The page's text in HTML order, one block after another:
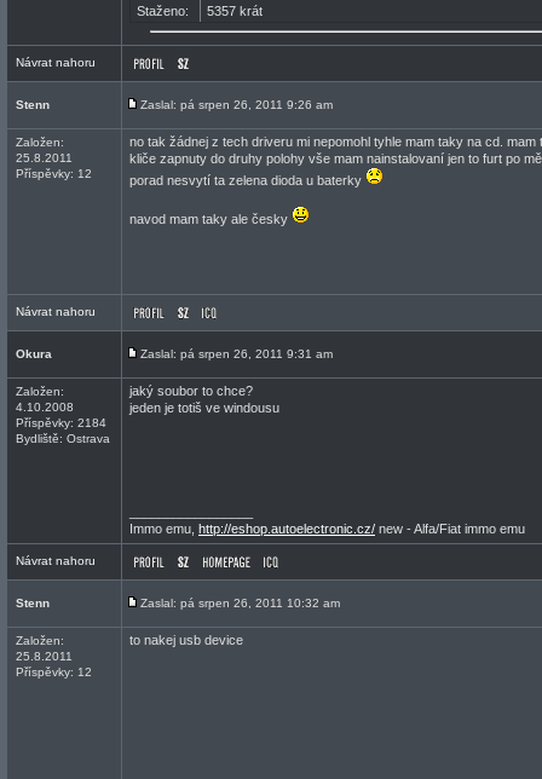
Staženo:
5357 krát
Návrat nahoru
Stenn Zaslal: pá srpen 26, 2011 9:26 am
Založen:
25.8.2011
Příspěvky: 12
no tak žádnej z tech driveru mi nepomohl tyhle mam taky na cd.
kliče zapnuty do druhy polohy vše mam nainstalovaní jen to furt po
porad nesvytí ta zelena dioda u baterky
navod mam taky ale česky
Návrat nahoru
Okura Zaslal: pá srpen 26, 2011 9:31 am
Založen:
4.10.2008
Příspěvky: 2184
Bydliště: Ostrava
jaký soubor to chce?
jeden je totiš ve windousu
Immo emu, http://eshop.autoelectronic.cz/ new - Alfa/Fiat immo emu
Návrat nahoru
Stenn Zaslal: pá srpen 26, 2011 10:32 am
Založen:
25.8.2011
Příspěvky: 12
to nakej usb device